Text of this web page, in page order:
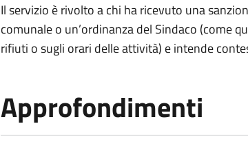
Il servizio è rivolto a chi ha ricevuto una
comunale o un’ordinanza del Sindaco (come
rifiuti o sugli orari delle attività) e intende
Approfondimenti